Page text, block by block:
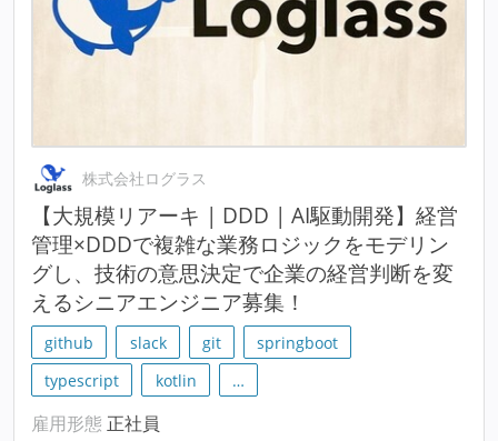
株式会社ログラス
【大規模リアーキ | DDD | AI駆動開発】経営
管理×DDDで複雑な業務ロジックをモデリン
グし、技術の意思決定で企業の経営判断を変
えるシニアエンジニア募集！
github slack git
springboot
typescript
kotlin …
雇用形態 正社員